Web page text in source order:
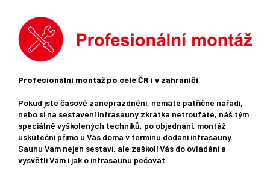
Profesionální montáž po celé ČR i v zahraničí
Pokud jste časově zaneprázdnění, nemáte patřičné nářadí,
nebo si na sestavení infrasauny zkrátka netroufáte, náš tým
speciálně vyškolených techniků, po objednání, montáž
uskuteční přímo u Vás doma v termínu dodání infrasauny.
Saunu Vám nejen sestaví, ale zaškolí Vás do ovládání a
vysvětlí Vám i jak o infrasaunu pečovat.